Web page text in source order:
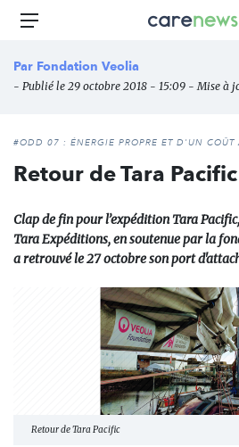
Aller
principal
Carenews,
des
l'engagement
Menu
Par Fondation Veolia
- Publié le 29 octobre 2018 - 15:09 - Mise à
#ODD 07 : ÉNERGIE PROPRE ET D'UN COÛT
Retour de Tara Pacific
Clap de fin pour l’expédition Tara
Tara Expéditions, en soutenue par la
a retrouvé le 27 octobre son port
Retour de Tara Pacific